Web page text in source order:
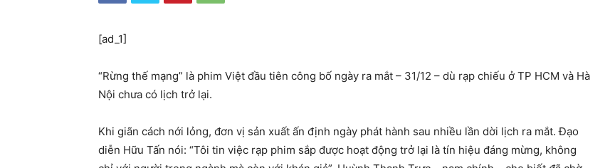
[ad_1]
“Rừng thế mạng” là phim Việt đầu tiên công bố ngày ra mắt – 31/12 – dù rạp chiếu ở TP HCM và Hà
Nội chưa có lịch trở lại.
Khi giãn cách nới lỏng, đơn vị sản xuất ấn định ngày phát hành sau nhiều lần dời lịch ra mắt. Đạo
diễn Hữu Tấn nói: “Tôi tin việc rạp phim sắp được hoạt động trở lại là tín hiệu đáng mừng, không